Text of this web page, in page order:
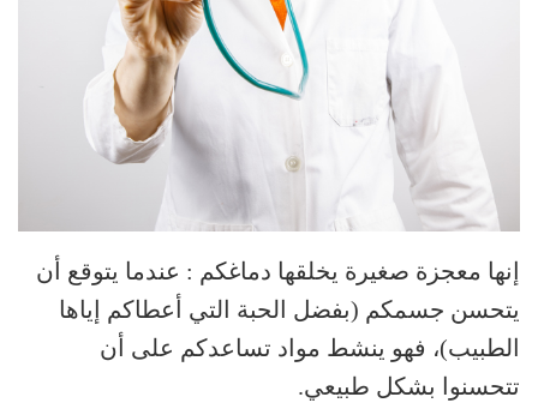
إنها معجزة صغيرة يخلقها دماغكم : عندما يتوقع أن
يتحسن جسمكم (بفضل الحبة التي أعطاكم إياها
الطبيب)، فهو ينشط مواد تساعدكم على أن
تتحسنوا بشكل طبيعي.